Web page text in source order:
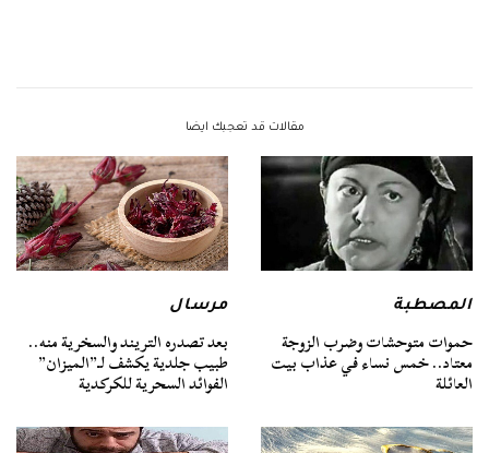
مقالات قد تعجبك ايضا
المصطبة
حموات متوحشات وضرب الزوجة
معتاد.. خمس نساء في عذاب بيت
العائلة
مرسال
بعد تصدره التريند والسخرية منه..
طبيب جلدية يكشف لـ”الميزان”
الفوائد السحرية للكركدية